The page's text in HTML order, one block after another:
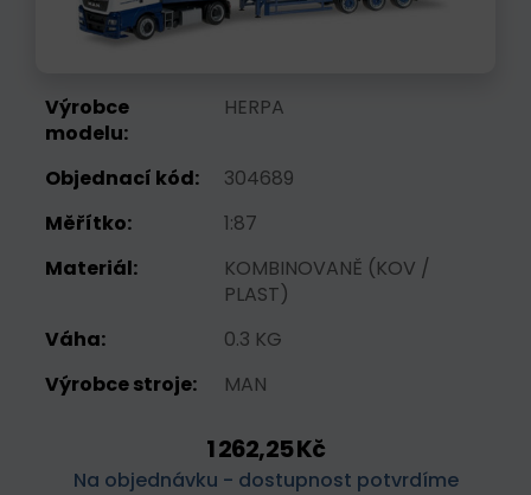
Výrobce
modelu:
HERPA
Objednací kód:
304689
Měřítko:
1:87
Materiál:
KOMBINOVANĚ (KOV /
PLAST)
Váha:
0.3 KG
Výrobce stroje:
MAN
1 262,25 Kč
Na objednávku - dostupnost potvrdíme